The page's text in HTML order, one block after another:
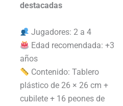
destacadas
Jugadores: 2 a 4
Edad recomendada: +3
años
Contenido: Tablero
plástico de 26 × 26 cm +
cubilete + 16 peones de